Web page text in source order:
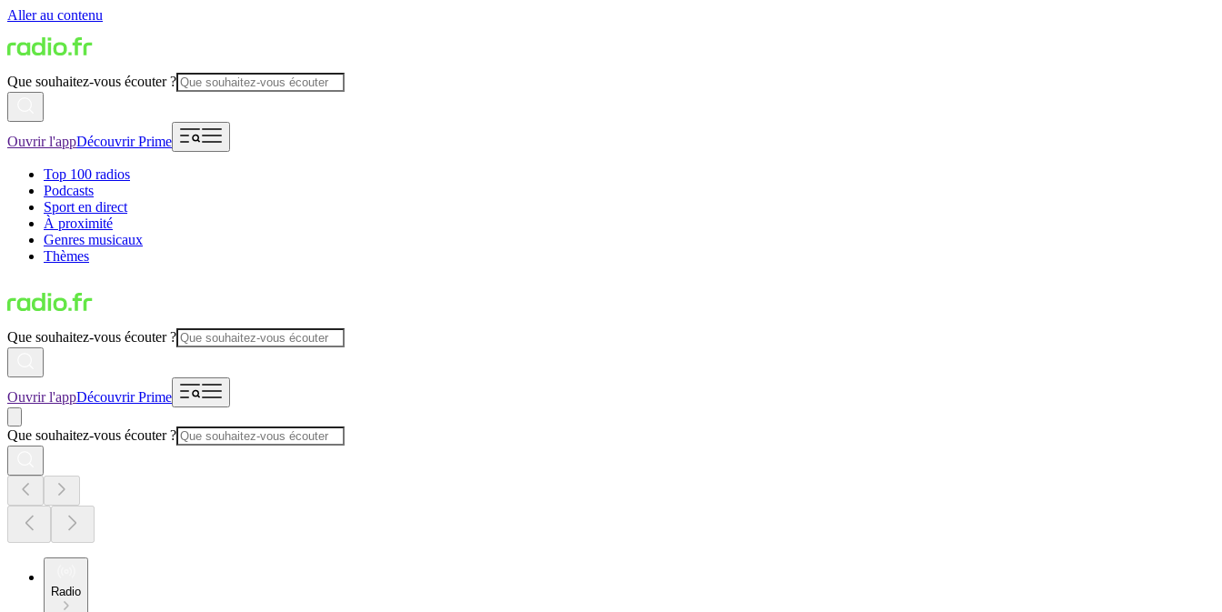
Aller au contenu
Que souhaitez-vous écouter ?
Ouvrir l'appDécouvrir Prime
Top 100 radios
Podcasts
Sport en direct
À proximité
Genres musicaux
Thèmes
Que souhaitez-vous écouter ?
Ouvrir l'appDécouvrir Prime
Que souhaitez-vous écouter ?
Radio